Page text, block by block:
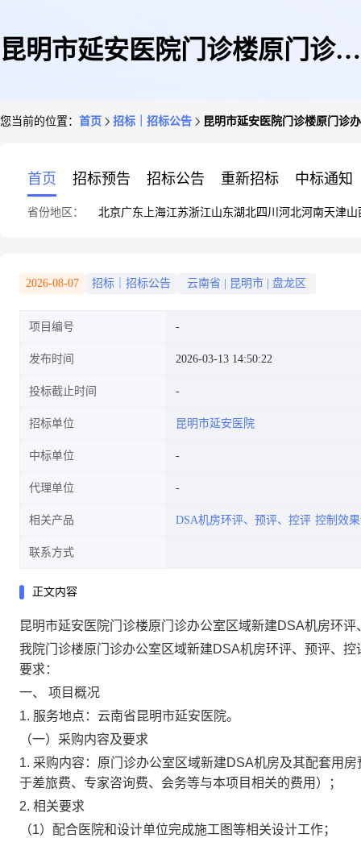
昆明市延安医院门诊楼原门诊办
您当前的位置： 首页 招标｜招标公告 昆明市延安医院门诊楼原门诊
首页 招标预告 招标公告 重新招标 中标通知
省份地区： 北京广东 上海江苏浙江山东湖北四川 河北河南天津山
2026-08-07 招标｜招标公告 云南省 昆明市 盘龙区
项目编号
发布时间 2026-03-13 14:50:22
投标截止时间
招标单位 昆明市延安医院
中标单位
代理单位
相关产品 DSA机房环评、预评、控评 控制效
联系方式
正文内容
昆明市延安医院门诊楼原门诊办公室区域新建DSA机房环
我院门诊楼原门诊办公室区域新建DSA机房环评、预评、
要求：
一、 项目概况
1. 服务地点：云南省昆明市延安医院。
（一）采购内容及要求
1. 采购内容：原门诊办公室区域新建DSA机房及其配套用
于差旅费、专家咨询费、会务等与本项目相关的费用）；
2. 相关要求
（1）配合医院和设计单位完成施工图等相关设计工作；